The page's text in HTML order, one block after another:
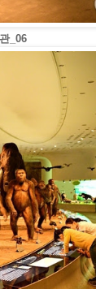
_06